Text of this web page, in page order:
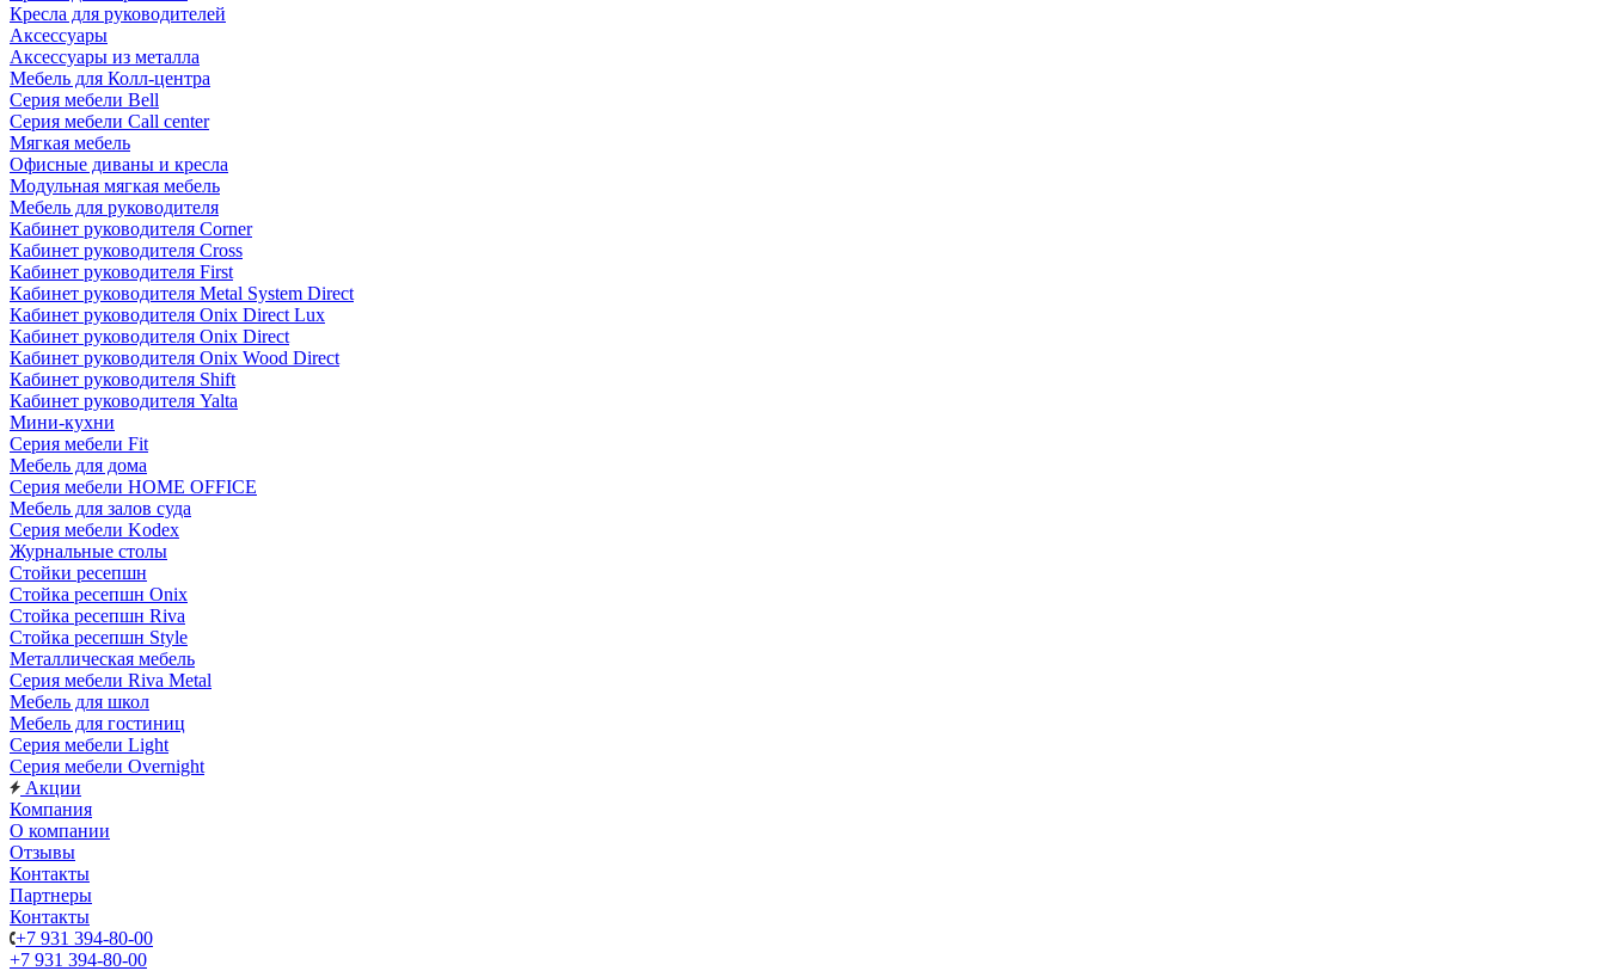
Кресла для руководителей
Аксессуары
Аксессуары из металла
Мебель для Колл-центра
Серия мебели Bell
Серия мебели Call center
Мягкая мебель
Офисные диваны и кресла
Модульная мягкая мебель
Мебель для руководителя
Кабинет руководителя Corner
Кабинет руководителя Cross
Кабинет руководителя First
Кабинет руководителя Metal System Direct
Кабинет руководителя Onix Direct Lux
Кабинет руководителя Onix Direct
Кабинет руководителя Onix Wood Direct
Кабинет руководителя Shift
Кабинет руководителя Yalta
Мини-кухни
Серия мебели Fit
Мебель для дома
Серия мебели HOME OFFICE
Мебель для залов суда
Серия мебели Kodex
Журнальные столы
Стойки ресепшн
Стойка ресепшн Onix
Стойка ресепшн Riva
Стойка ресепшн Style
Металлическая мебель
Серия мебели Riva Metal
Мебель для школ
Мебель для гостиниц
Серия мебели Light
Серия мебели Overnight
Акции
Компания
О компании
Отзывы
Контакты
Партнеры
Контакты
+7 931 394-80-00
+7 931 394-80-00